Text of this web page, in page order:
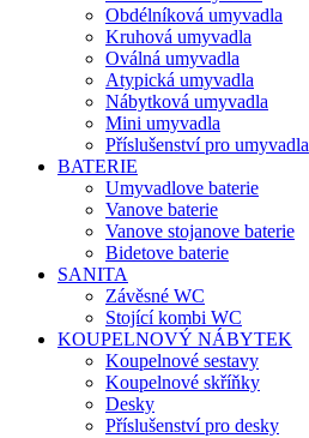
Obdélníková umyvadla
Kruhová umyvadla
Oválná umyvadla
Atypická umyvadla
Nábytková umyvadla
Mini umyvadla
Příslušenství pro umyvadla
BATERIE
Umyvadlove baterie
Vanove baterie
Vanove stojanove baterie
Bidetove baterie
SANITA
Závěsné WC
Stojící kombi WC
KOUPELNOVÝ NÁBYTEK
Koupelnové sestavy
Koupelnové skříňky
Desky
Příslušenství pro desky